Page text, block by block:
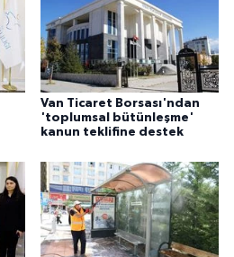
Van Ticaret Borsası'ndan
'toplumsal bütünleşme'
kanun teklifine destek